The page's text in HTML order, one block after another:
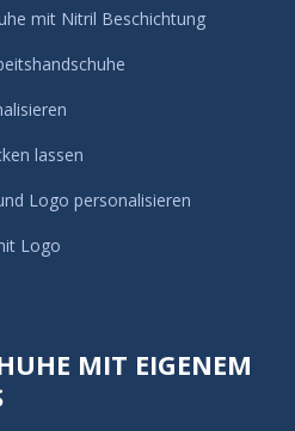
mit Nitril Beschichtung
lassen
Logo personalisieren
Logo
MIT EIGENEM